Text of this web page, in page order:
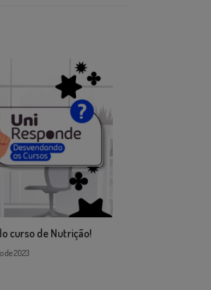
curso de Nutrição!
de 2023